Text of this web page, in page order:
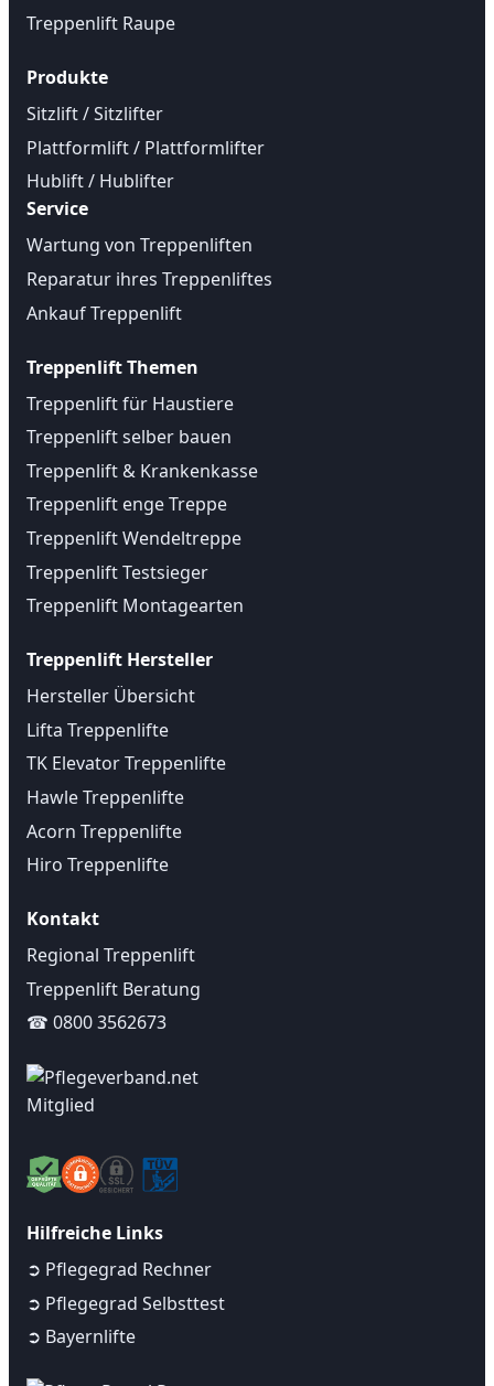
Treppenlift Raupe
Produkte
Sitzlift / Sitzlifter
Plattformlift / Plattformlifter
Hublift / Hublifter
Service
Wartung von Treppenliften
Reparatur ihres Treppenliftes
Ankauf Treppenlift
Treppenlift Themen
Treppenlift für Haustiere
Treppenlift selber bauen
Treppenlift & Krankenkasse
Treppenlift enge Treppe
Treppenlift Wendeltreppe
Treppenlift Testsieger
Treppenlift Montagearten
Treppenlift Hersteller
Hersteller Übersicht
Lifta Treppenlifte
TK Elevator Treppenlifte
Hawle Treppenlifte
Acorn Treppenlifte
Hiro Treppenlifte
Kontakt
Regional Treppenlift
Treppenlift Beratung
☎ 0800 3562673
Hilfreiche Links
➲ Pflegegrad Rechner
➲ Pflegegrad Selbsttest
➲ Bayernlifte